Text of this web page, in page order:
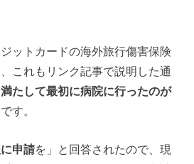
ットカードの海外旅行傷害保険
これもリンク記事で説明した通
たして最初に病院に行ったのが
す。
申請を」と回答されたので、現